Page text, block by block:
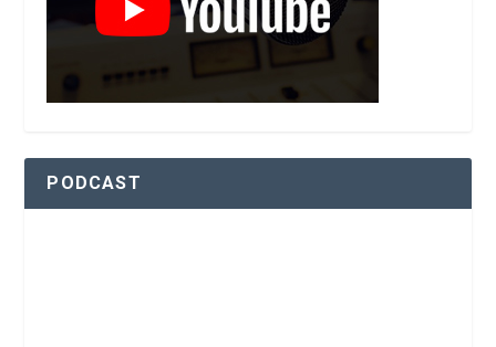
PODCAST